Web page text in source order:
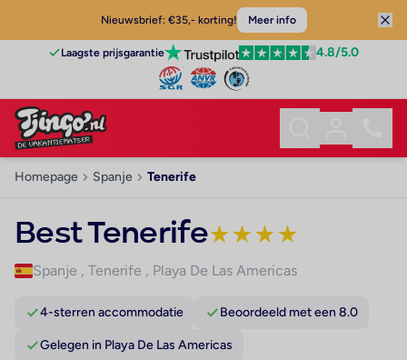
Nieuwsbrief: €35,- korting! Meer info
Laagste prijsgarantie 4.8/5.0
Homepage Spanje Tenerife
Best Tenerife★★★★
Spanje , Tenerife , Playa De Las Americas
4-sterren accommodatie Beoordeeld met een 8.0
Gelegen in Playa De Las Americas